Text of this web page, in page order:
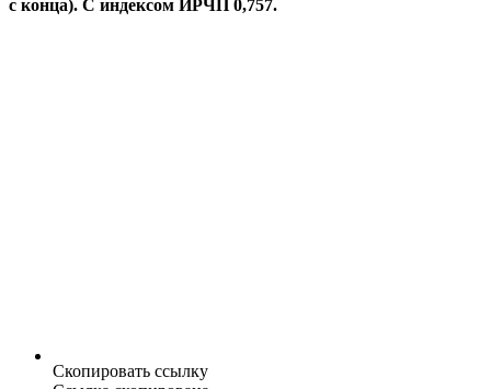
с конца). С индексом ИРЧП 0,757.
Скопировать ссылку